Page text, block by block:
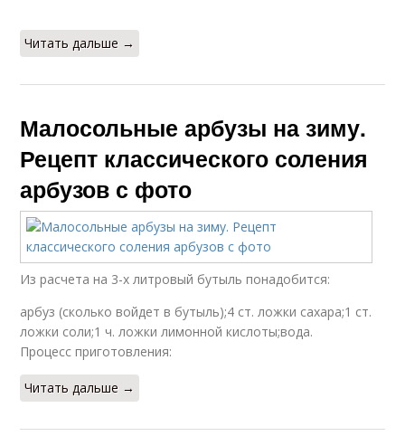
Читать дальше →
Малосольные арбузы на зиму.
Рецепт классического соления
арбузов с фото
Из расчета на 3-х литровый бутыль понадобится:
арбуз (сколько войдет в бутыль);4 ст. ложки сахара;1 ст.
ложки соли;1 ч. ложки лимонной кислоты;вода.
Процесс приготовления:
Читать дальше →